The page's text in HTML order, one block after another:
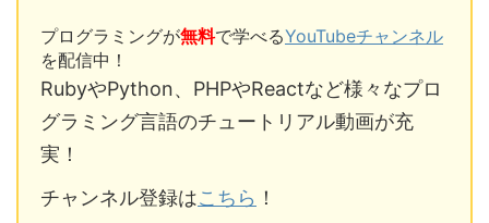
プログラミングが無料で学べるYouTubeチャンネル
を配信中！
RubyやPython、PHPやReactなど様々なプロ
グラミング言語のチュートリアル動画が充
実！
チャンネル登録はこちら ！